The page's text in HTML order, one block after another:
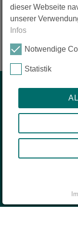
> Zur
> Zur Leseprobe
Mach die Reise deines
Das sagen unsere zis-
Unsere beliebtesten
dieser Webseite
unserer
Infos
Notwendige
Statistik